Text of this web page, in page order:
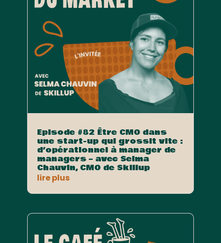
Episode #82 Être CMO dans
une start-up qui grossit vite :
d’opérationnel à manager de
managers – avec Selma
Chauvin, CMO de Skillup
lire plus